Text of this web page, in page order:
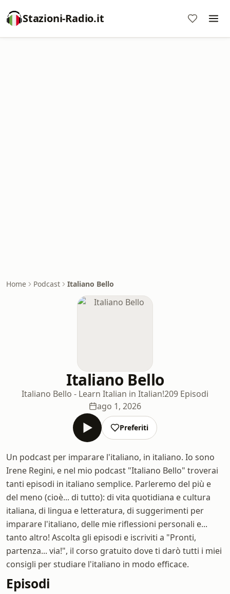
Stazioni-Radio.it
Home Podcast Italiano Bello
Italiano Bello
Italiano Bello - Learn Italian in Italian!209 Episodi
ago 1, 2026
Preferiti
Un podcast per imparare l'italiano, in italiano. Io sono
Irene Regini, e nel mio podcast "Italiano Bello" troverai
tanti episodi in italiano semplice. Parleremo del più e
del meno (cioè... di tutto): di vita quotidiana e cultura
italiana, di lingua e letteratura, di suggerimenti per
imparare l'italiano, delle mie riflessioni personali e...
tanto altro! Ascolta gli episodi e iscriviti a "Pronti,
partenza... via!", il corso gratuito dove ti darò tutti i miei
consigli per studiare l'italiano in modo efficace.
Episodi